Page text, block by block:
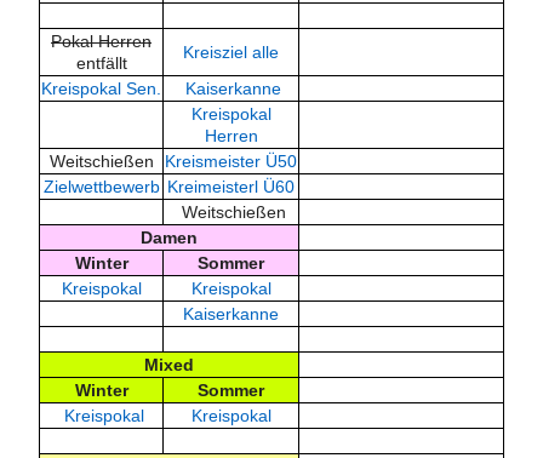
Pokal Herren
entfällt
Kreisziel alle
Kreispokal Sen.
Kaiserkanne
Kreispokal
Herren
Weitschießen
Kreismeister Ü50
Zielwettbewerb Kreimeisterl Ü60
Weitschießen
Damen
Winter
Sommer
Kreispokal
Kreispokal
Kaiserkanne
Mixed
Winter
Sommer
Kreispokal
Kreispokal